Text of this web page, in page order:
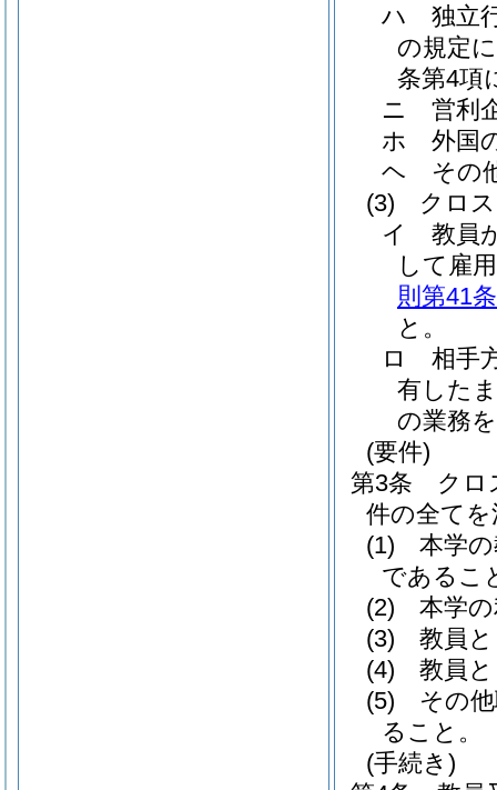
ハ
独立
の規定
条第4項
ニ
営利
ホ
外国
ヘ
その
(3)
クロ
イ
教員
して雇
則第41条
と。
ロ
相手
有した
の業務
(要件)
第3条
クロ
件の全て
(1)
本学
であるこ
(2)
本学
(3)
教員
(4)
教員
(5)
その
ること。
(手続き)